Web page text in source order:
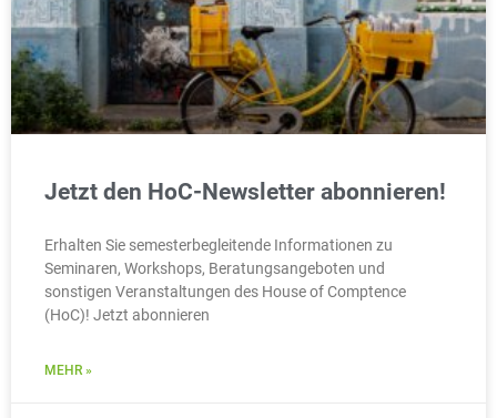
Jetzt den HoC-Newsletter abonnieren!
Erhalten Sie semesterbegleitende Informationen zu
Seminaren, Workshops, Beratungsangeboten und
sonstigen Veranstaltungen des House of Comptence
(HoC)! Jetzt abonnieren
MEHR »